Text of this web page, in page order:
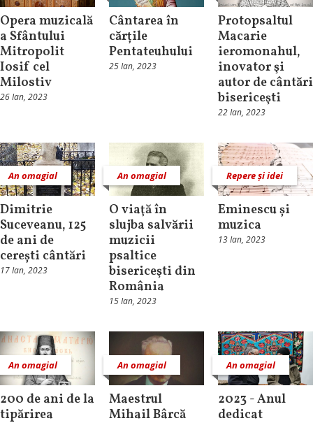
Opera muzicală
a Sfântului
Mitropolit
Iosif cel
Milostiv
26 Ian, 2023
Cântarea în
cărțile
Pentateuhului
25 Ian, 2023
Protopsaltul
Macarie
ieromonahul,
inovator şi
autor de cântări
bisericeşti
22 Ian, 2023
An omagial
Dimitrie
Suceveanu, 125
de ani de
cerești cântări
17 Ian, 2023
An omagial
O viaţă în
slujba salvării
muzicii
psaltice
bisericeşti din
România
15 Ian, 2023
Repere și idei
Eminescu și
muzica
13 Ian, 2023
An omagial
200 de ani de la
tipărirea
An omagial
Maestrul
Mihail Bârcă
An omagial
2023 - Anul
dedicat